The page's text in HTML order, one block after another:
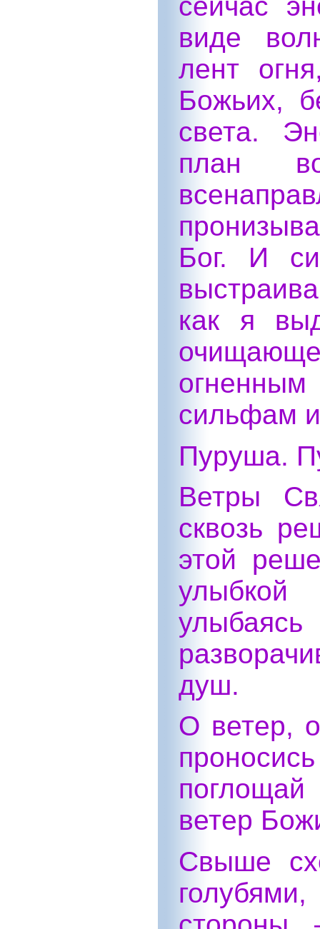
сейчас
виде
лент
Божьих,
света.
план
Бог. И
как я
сильфам
Пуруша.
Ветры
сквозь
этой
душ.
О ветер,
ветер
Свыше